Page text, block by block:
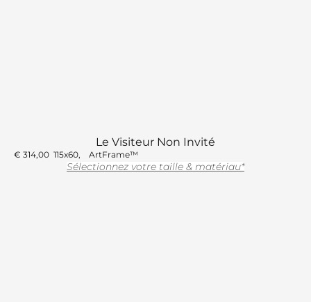
Le Visiteur Non Invité
€ 314,00 115x60 ArtFrame™
Sélectionnez votre taille & matériau*